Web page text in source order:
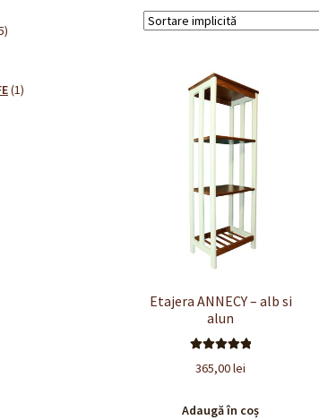
Etajera ANNECY – alb si
alun
5.00
365,00lei
Adaugă în coș
25
11